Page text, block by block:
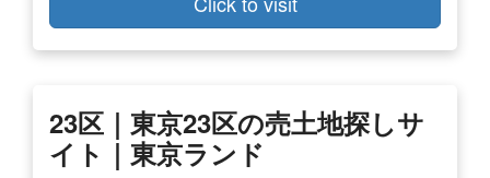
23区｜東京23区の売土地探しサ
イト｜東京ランド